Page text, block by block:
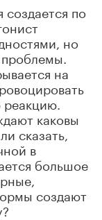
по
но
на
каковы
сказать,
в
большое
создают